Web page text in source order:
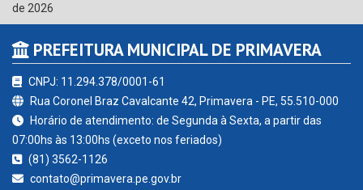
de 2026
PREFEITURA MUNICIPAL DE PRIMAVERA
CNPJ: 11.294.378/0001-61
Rua Coronel Braz Cavalcante 42, Primavera - PE, 55.510-000
Horário de atendimento: de Segunda à Sexta, a partir das
07:00hs às 13:00hs (exceto nos feriados)
(81) 3562-1126
contato@primavera.pe.gov.br